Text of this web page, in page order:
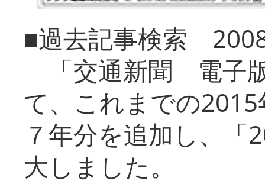
■過去記事検索
「交通新聞 電子
て、これまでの
７年分を追加し、「
大しまし